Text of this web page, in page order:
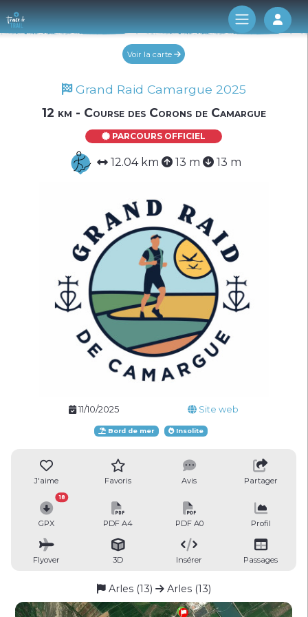
Log
Voir la carte
Grand Raid Camargue 2025
12 km - Course des Corons de Camargue
PARCOURS OFFICIEL
12.04 km 13 m 13 m
11/10/2025 Site web
Bord de mer Insolite
J'aime Favoris Avis Partager
GPX
18
PDF A4 PDF A0 Profil
Flyover 3D Insérer Passages
Arles (13) Arles (13)